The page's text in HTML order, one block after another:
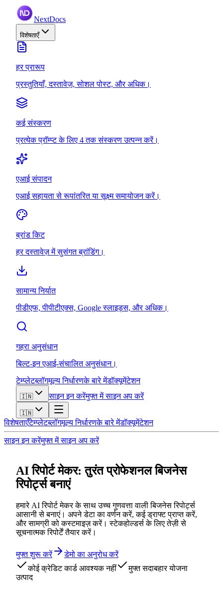
NextDocs
विशेषताएँ
हर प्रारूप
प्रस्तुतियाँ, दस्तावेज़, सोशल पोस्ट, और अधिक।
कई संस्करण
प्रत्येक प्रॉम्प्ट के लिए 4 तक संस्करण उत्पन्न करें।
एआई संपादन
एआई सहायता से रूपांतरित या सूक्ष्म समायोजन करें।
ब्रांड किट
हर दस्तावेज़ में सुसंगत ब्रांडिंग।
सामान्य निर्यात
पीडीएफ, पीपीटीएक्स, Google स्लाइड्स, और अधिक।
गहरा अनुसंधान
बिल्ट-इन एआई-संचालित अनुसंधान।
टेम्प्लेटब्लॉगमूल्य निर्धारणके बारे मेंडॉक्यूमेंटेशन
🇮🇳 साइन इन करेंमुफ्त में साइन अप करें
🇮🇳
विशेषताएँटेम्प्लेटब्लॉगमूल्य निर्धारणके बारे मेंडॉक्यूमेंटेशन
साइन इन करेंमुफ्त में साइन अप करें
AI रिपोर्ट मेकर: तुरंत प्रोफेशनल बिजनेस
रिपोर्ट्स बनाएं
हमारे AI रिपोर्ट मेकर के साथ उच्च गुणवत्ता वाली बिजनेस रिपोर्ट्स
आसानी से बनाएं। अपने डेटा का वर्णन करें, कई ड्राफ्ट प्राप्त करें,
और सामग्री को कस्टमाइज़ करें। स्टेकहोल्डर्स के लिए तेज़ी से
सूचनात्मक रिपोर्टें तैयार करें।
मुफ्त शुरू करें
डेमो का अनुरोध करें
कोई क्रेडिट कार्ड आवश्यक नहीं
मुफ्त सदाबहार योजना
उत्पाद